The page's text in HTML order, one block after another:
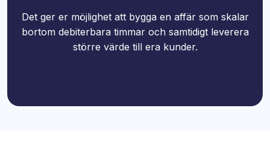
Det ger er möjlighet att bygga en affär som skalar
bortom debiterbara timmar och samtidigt leverera
större värde till era kunder.